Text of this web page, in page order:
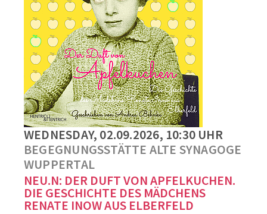
WEDNESDAY, 02.09.2026, 10:30 UHR
BEGEGNUNGSSTÄTTE ALTE SYNAGOGE
WUPPERTAL
NEU.N: DER DUFT VON APFELKUCHEN.
DIE GESCHICHTE DES MÄDCHENS
RENATE INOW AUS ELBERFELD